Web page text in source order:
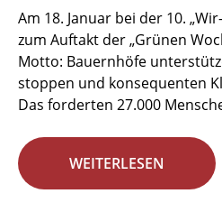
Am 18. Januar bei der 10.
zum Auftakt der „Grünen
Motto: Bauernhöfe
stoppen und konsequenten
Das forderten 27.000
WEITERLESEN